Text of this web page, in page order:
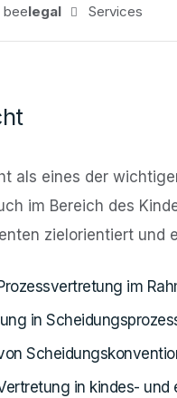
beelegal Services
als eines der
im Bereich des
zielorientiert und
im
in
in kindes-